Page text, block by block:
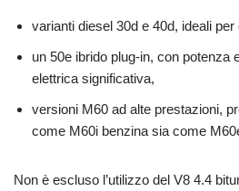
varianti diesel 30d e 40d, ideali
un 50e ibrido plug-in, con potenza
elettrica significativa,
versioni M60 ad alte prestazioni,
come M60i benzina sia come
Non è escluso l’utilizzo del V8 4.4